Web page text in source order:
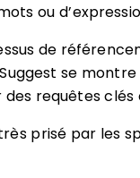
ou
de
se
requêtes clés
prisé par les